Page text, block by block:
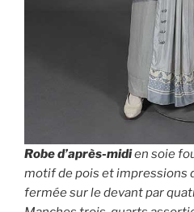
Robe d’après-midien soie
motif de pois et impressions
fermée sur le devant par